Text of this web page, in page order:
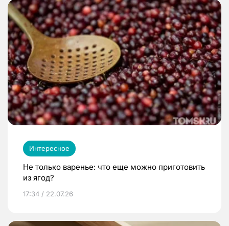
Интересное
Не только варенье: что еще можно приготовить
из ягод?
17:34 / 22.07.26